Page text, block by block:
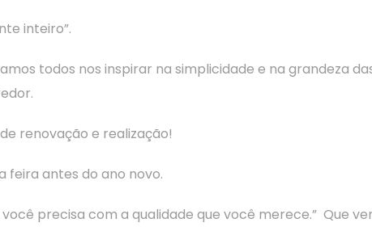
inteiro”.
todos nos inspirar na simplicidade e na grandeza
renovação e realização!
feira antes do ano novo.
precisa com a qualidade que você merece.” Que